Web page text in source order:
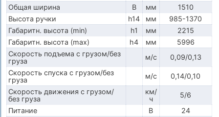
Общая ширина
B мм
1510
Высота ручки
h14 мм
985-1370
Габаритн. высота (min)
h1 мм
2215
Габаритн. высота (max)
h4 мм
5996
Скорость подъема с грузом/без
груза
м/с
0,09/0,13
Скорость спуска с грузом/без
груза
м/с
0,14/0,10
Скорость движения с грузом/
без груза
км/
ч
5/6
Питание
В
24